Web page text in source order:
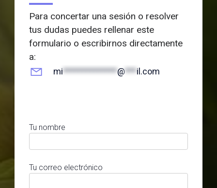
Para concertar una sesión o resolver
tus dudas puedes rellenar este
formulario o escribirnos directamente
a:
mi**************@***il.com
Tu nombre
Tu correo electrónico